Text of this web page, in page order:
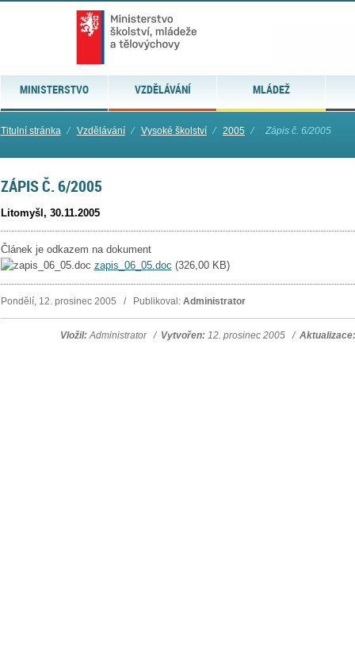
MINISTERSTVO VZDĚLÁVÁNÍ MLÁDEŽ
Titulní stránka ⁄ Vzdělávání ⁄ Vysoké školství ⁄ 2005 ⁄ Zápis č. 6/2005
ZÁPIS Č. 6/2005
Litomyšl, 30.11.2005
Článek je odkazem na dokument
zapis_06_05.doc (326,00 KB)
Pondělí, 12. prosinec 2005 / Publikoval: Administrator
Vložil:Administrator / Vytvořen:12. prosinec 2005 / Aktualizace: